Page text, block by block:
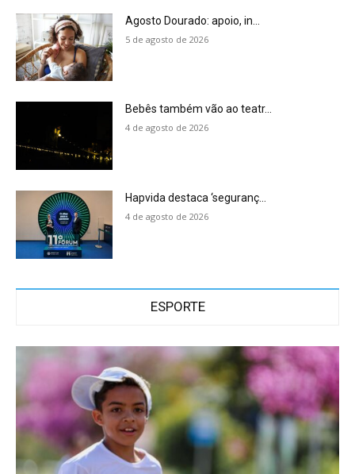
Agosto Dourado: apoio, in...
5 de agosto de 2026
Bebês também vão ao teatr...
4 de agosto de 2026
Hapvida destaca ‘seguranç...
4 de agosto de 2026
ESPORTE